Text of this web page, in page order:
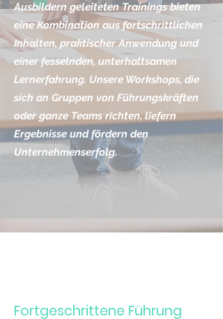
Ausbildern geleiteten Trainings bieten
eine Kombination aus fortschrittlichen
Inhalten, praktischer Anwendung und
einer fesselnden, unterhaltsamen
Lernerfahrung. Unsere Workshops, die
sich an Gruppen von Führungskräften
oder ganze Teams richten, liefern
Ergebnisse und fördern den
Unternehmenserfolg.
Fortgeschrittene Führung